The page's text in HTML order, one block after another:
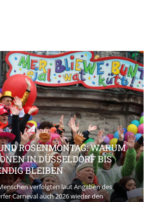
ROSENMONTAG: WARUM
IN DÜSSELDORF BIS
BLEIBEN
verfolgten laut Angaben des
Carneval auch 2026 wieder den